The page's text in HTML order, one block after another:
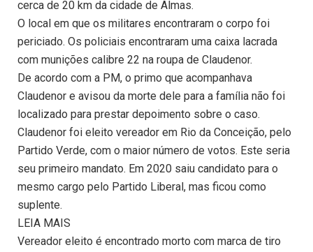
cerca de 20 km da cidade de Almas.
O local em que os militares encontraram o corpo foi
periciado. Os policiais encontraram uma caixa lacrada
com munições calibre 22 na roupa de Claudenor.
De acordo com a PM, o primo que acompanhava
Claudenor e avisou da morte dele para a família não foi
localizado para prestar depoimento sobre o caso.
Claudenor foi eleito vereador em Rio da Conceição, pelo
Partido Verde, com o maior número de votos. Este seria
seu primeiro mandato. Em 2020 saiu candidato para o
mesmo cargo pelo Partido Liberal, mas ficou como
suplente.
LEIA MAIS
Vereador eleito é encontrado morto com marca de tiro